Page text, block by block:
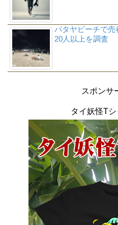
パタヤビーチで
20人以上を調査
スポンサ
タイ妖怪T